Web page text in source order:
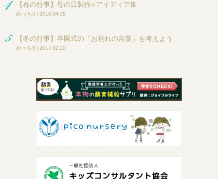
【春の行事】母の日製作⭐アイディア集
めっち3 | 2016.04.25
【冬の行事】卒園式の「お別れの言葉」を考えよう
めっち3 | 2017.02.22